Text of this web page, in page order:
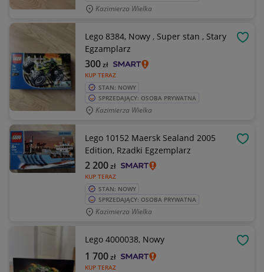
Kazimierza Wielka
Lego 8384, Nowy , Super stan , Stary
Egzamplarz
KUP TERAZ
300zł
STAN: NOWY
SPRZEDAJĄCY: OSOBA PRYWATNA
Kazimierza Wielka
Lego 10152 Maersk Sealand 2005
Edition, Rzadki Egzemplarz
KUP TERAZ
2 200zł
STAN: NOWY
SPRZEDAJĄCY: OSOBA PRYWATNA
Kazimierza Wielka
Lego 4000038, Nowy
KUP TERAZ
1 700zł